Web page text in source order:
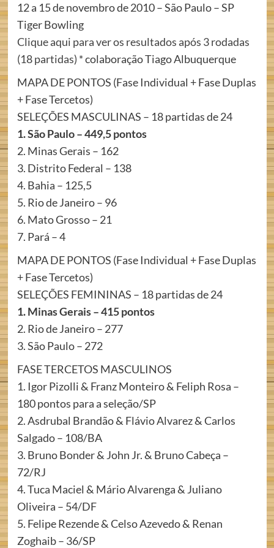
12 a 15 de novembro de 2010 – São Paulo – SP
Tiger Bowling
Clique aqui para ver os resultados após 3 rodadas
(18 partidas) * colaboração Tiago Albuquerque
MAPA DE PONTOS (Fase Individual + Fase Duplas
+ Fase Tercetos)
SELEÇÕES MASCULINAS – 18 partidas de 24
1. São Paulo – 449,5 pontos
2. Minas Gerais – 162
3. Distrito Federal – 138
4. Bahia – 125,5
5. Rio de Janeiro – 96
6. Mato Grosso – 21
7. Pará – 4
MAPA DE PONTOS (Fase Individual + Fase Duplas
+ Fase Tercetos)
SELEÇÕES FEMININAS – 18 partidas de 24
1. Minas Gerais – 415 pontos
2. Rio de Janeiro – 277
3. São Paulo – 272
FASE TERCETOS MASCULINOS
1. Igor Pizolli & Franz Monteiro & Feliph Rosa –
180 pontos para a seleção/SP
2. Asdrubal Brandão & Flávio Alvarez & Carlos
Salgado – 108/BA
3. Bruno Bonder & John Jr. & Bruno Cabeça –
72/RJ
4. Tuca Maciel & Mário Alvarenga & Juliano
Oliveira – 54/DF
5. Felipe Rezende & Celso Azevedo & Renan
Zoghaib – 36/SP